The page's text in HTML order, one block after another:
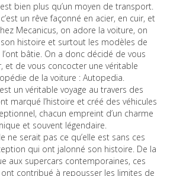
bien plus qu’un moyen de transport.
un rêve façonné en acier, en cuir, et
Mecanicus, on adore la voiture, on
histoire et surtout les modèles de
bâtie. On a donc décidé de vous
et de vous concocter une véritable
de la voiture : Autopedia.
un véritable voyage au travers des
marqué l’histoire et créé des véhicules
chacun empreint d’un charme
et souvent légendaire.
ne serait pas ce qu’elle est sans ces
qui ont jalonné son histoire. De la
aux supercars contemporaines, ces
contribué à repousser les limites de